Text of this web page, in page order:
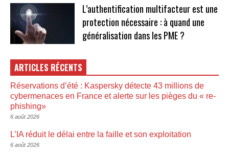
L’authentification multifacteur est une
protection nécessaire : à quand une
généralisation dans les PME ?
ARTICLES RÉCENTS
Réservations d’été : Kaspersky détecte 43 millions de
cybermenaces en France et alerte sur les pièges du « re-
phishing»
6 août 2026
L’IA réduit le délai entre la faille et son exploitation
6 août 2026